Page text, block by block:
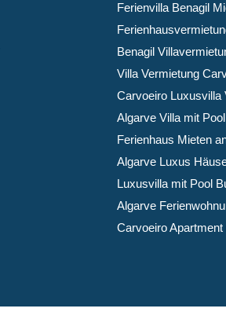
Ferienvilla Benagil
Benagil
Villa Vermietung
Carvoeiro Luxusvilla
Algarve Villa mit
Ferienhaus Mieten
Algarve Luxus
Luxusvilla mit Pool
Algarve
Carvoeiro